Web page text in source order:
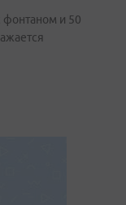
фонтаном и 50